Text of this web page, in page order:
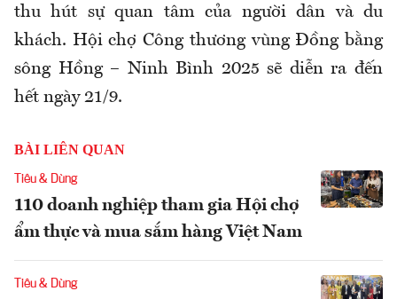
thu hút sự quan tâm của người dân và du
khách. Hội chợ Công thương vùng Đồng bằng
sông Hồng – Ninh Bình 2025 sẽ diễn ra đến
hết ngày 21/9.
BÀI LIÊN QUAN
Tiêu & Dùng
110 doanh nghiệp tham gia Hội chợ
ẩm thực và mua sắm hàng Việt Nam
Tiêu & Dùng